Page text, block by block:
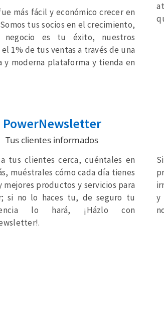
más fácil y económico crecer en
tus socios en el crecimiento,
negocio es tu éxito, nuestros
el 1% de tus ventas a través de una
y moderna plataforma y tienda en
PowerNewsletter
Tus clientes informados
tus clientes cerca, cuéntales en
muéstrales cómo cada día tienes
mejores productos y servicios para
si no lo haces tu, de seguro tu
lo hará, ¡Házlo con
y